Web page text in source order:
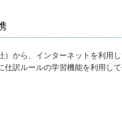
から、インターネットを利用
訳ルールの学習機能を利用して